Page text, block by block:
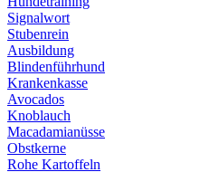
Signalwort
Stubenrein
Ausbildung
Blindenführhund
Krankenkasse
Avocados
Knoblauch
Macadamianüsse
Obstkerne
Rohe Kartoffeln